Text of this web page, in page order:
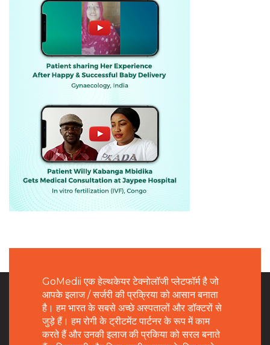
GoMedii एक हेल्थकेयर टेक्नोलॉजी प्लेटफॉर्म है जो
आपके इलाज / सर्जरी की प्रक्रिया को आसान बनाता
है। हम भारत के सबसे अच्छे अस्पतालों और डॉक्टरों से
जुड़े हैं। हम रोगी के ट्रीटमेंट पार्टनर के रूप में काम
करते हैं और उनकी इलाज की प्रकिया को सरल बनाते